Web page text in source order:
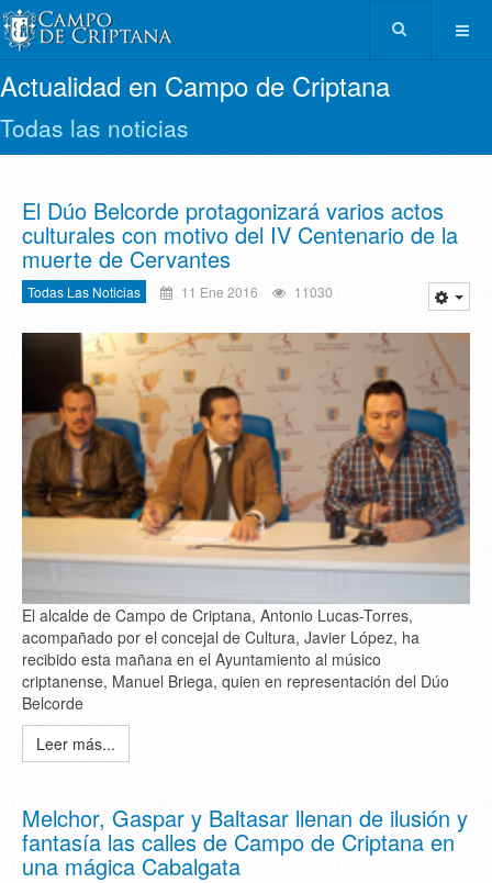
Actualidad en Campo de Criptana
Todas las noticias
El Dúo Belcorde protagonizará varios actos
culturales con motivo del IV Centenario de la
muerte de Cervantes
Todas Las Noticias 11 Ene 2016 11030
El alcalde de Campo de Criptana, Antonio Lucas-Torres,
acompañado por el concejal de Cultura, Javier López, ha
recibido esta mañana en el Ayuntamiento al músico
criptanense, Manuel Briega, quien en representación del Dúo
Belcorde
Leer más...
Melchor, Gaspar y Baltasar llenan de ilusión y
fantasía las calles de Campo de Criptana en
una mágica Cabalgata